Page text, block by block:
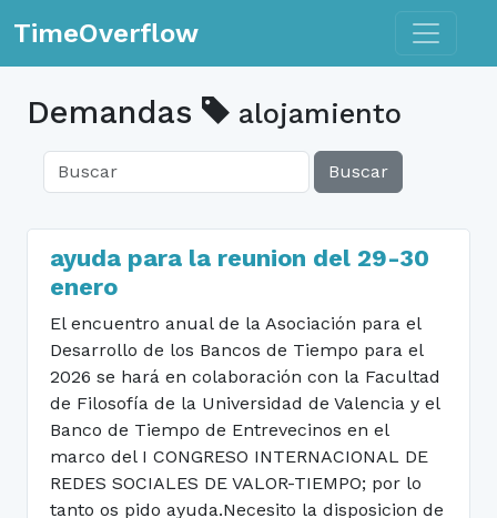
TimeOverflow Toggle
Demandas alojamiento
Buscar
ayuda para la reunion del 29-30
enero
El encuentro anual de la Asociación para el
Desarrollo de los Bancos de Tiempo para el
2026 se hará en colaboración con la Facultad
de Filosofía de la Universidad de Valencia y el
Banco de Tiempo de Entrevecinos en el
marco del I CONGRESO INTERNACIONAL DE
REDES SOCIALES DE VALOR-TIEMPO; por lo
tanto os pido ayuda.Necesito la disposicion de